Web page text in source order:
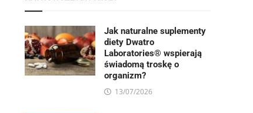
Jak naturalne suplementy
diety Dwatro
Laboratories® wspierają
świadomą troskę o
organizm?
13/07/2026